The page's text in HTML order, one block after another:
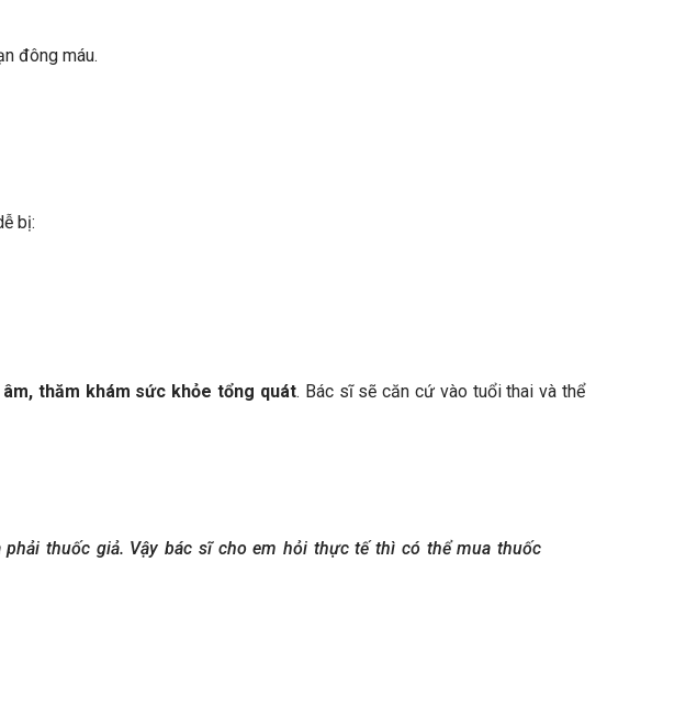
đông máu.
bị:
thăm khám sức khỏe tổng quát. Bác sĩ sẽ căn cứ vào tuổi thai và thể
thuốc giả. Vậy bác sĩ cho em hỏi thực tế thì có thể mua thuốc